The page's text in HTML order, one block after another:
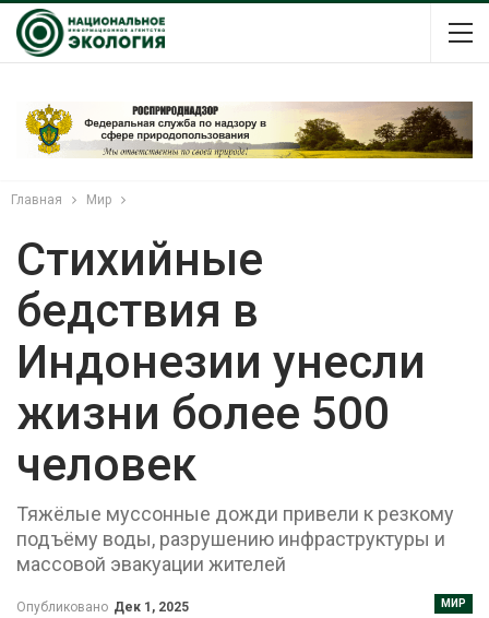
Главная Мир
Стихийные
бедствия в
Индонезии унесли
жизни более 500
человек
Тяжёлые муссонные дожди привели к резкому
подъёму воды, разрушению инфраструктуры и
массовой эвакуации жителей
МИР
Опубликовано Дек 1, 2025